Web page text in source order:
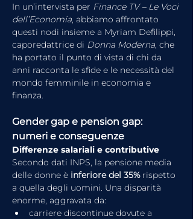
In un’intervista per Finance TV – Le Voci
dell’Economia , abbiamo affrontato
questi nodi insieme a Myriam Defilippi,
caporedattrice di Donna Moderna , che
ha portato il punto di vista di chi da
anni racconta le sfide e le necessità del
mondo femminile in economia e
finanza.
Gender gap e pension gap:
numeri e conseguenze
Differenze salariali e contributive
Secondo dati INPS, la pensione media
delle donne è inferiore del 35% rispetto
a quella degli uomini. Una disparità
enorme, aggravata da:
carriere discontinue dovute a